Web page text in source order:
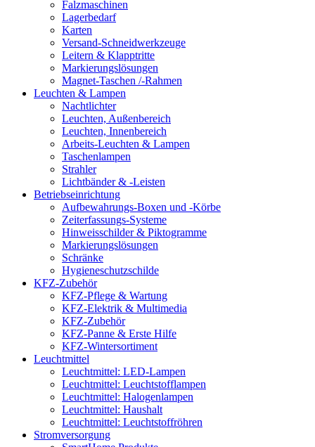
Falzmaschinen
Lagerbedarf
Karten
Versand-Schneidwerkzeuge
Leitern & Klapptritte
Markierungslösungen
Magnet-Taschen /-Rahmen
Leuchten & Lampen
Nachtlichter
Leuchten, Außenbereich
Leuchten, Innenbereich
Arbeits-Leuchten & Lampen
Taschenlampen
Strahler
Lichtbänder & -Leisten
Betriebseinrichtung
Aufbewahrungs-Boxen und -Körbe
Zeiterfassungs-Systeme
Hinweisschilder & Piktogramme
Markierungslösungen
Schränke
Hygieneschutzschilde
KFZ-Zubehör
KFZ-Pflege & Wartung
KFZ-Elektrik & Multimedia
KFZ-Zubehör
KFZ-Panne & Erste Hilfe
KFZ-Wintersortiment
Leuchtmittel
Leuchtmittel: LED-Lampen
Leuchtmittel: Leuchtstofflampen
Leuchtmittel: Halogenlampen
Leuchtmittel: Haushalt
Leuchtmittel: Leuchtstoffröhren
Stromversorgung